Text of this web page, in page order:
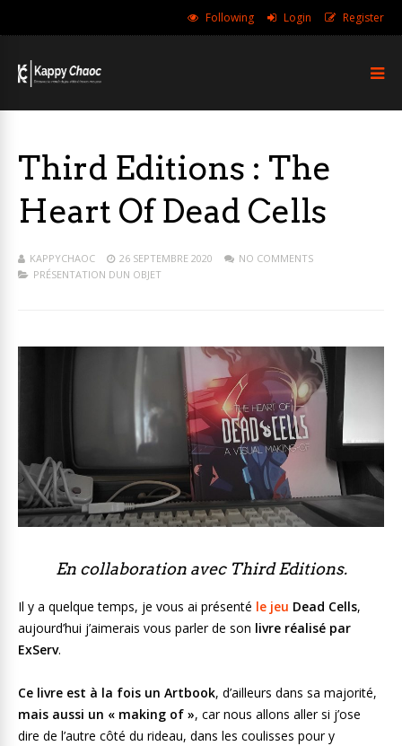
Following Login Register
Third Editions : The
Heart Of Dead Cells
KAPPYCHAOC 26 SEPTEMBRE 2020
NO COMMENTS
PRÉSENTATION DUN OBJET
En collaboration avec Third Editions.
Il y a quelque temps, je vous ai présenté le jeu Dead Cells,
aujourd’hui j’aimerais vous parler de son livre réalisé par
ExServ.
Ce livre est à la fois un Artbook, d’ailleurs dans sa majorité,
mais aussi un « making of », car nous allons aller si j’ose
dire de l’autre côté du rideau, dans les coulisses pour y